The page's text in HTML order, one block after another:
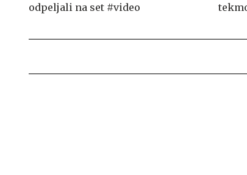
odpeljali na set #video